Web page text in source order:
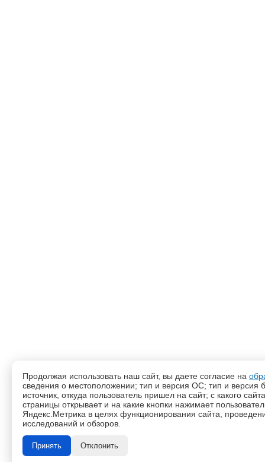
Продолжая использовать наш сайт, вы даете согласие на
сведения о местоположении; тип и версия ОС; тип и версия
источник, откуда пользователь пришел на сайт; с какого
страницы открывает и на какие кнопки нажимает
Яндекс.Метрика в целях функционирования сайта,
исследований и обзоров.
Принять Отклонить